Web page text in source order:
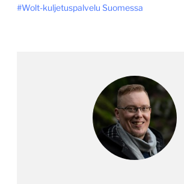
Wolt-kuljetuspalvelu Suomessa